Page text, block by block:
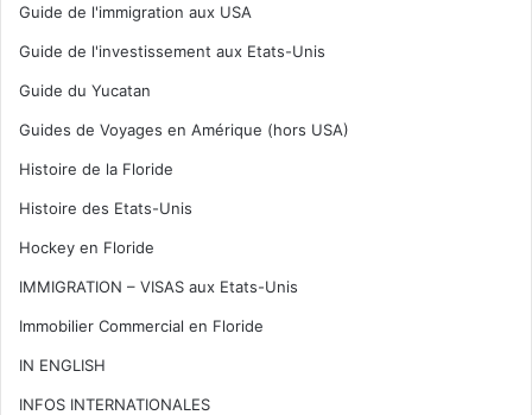
Guide de l'immigration aux USA
Guide de l'investissement aux Etats-Unis
Guide du Yucatan
Guides de Voyages en Amérique (hors USA)
Histoire de la Floride
Histoire des Etats-Unis
Hockey en Floride
IMMIGRATION – VISAS aux Etats-Unis
Immobilier Commercial en Floride
IN ENGLISH
INFOS INTERNATIONALES